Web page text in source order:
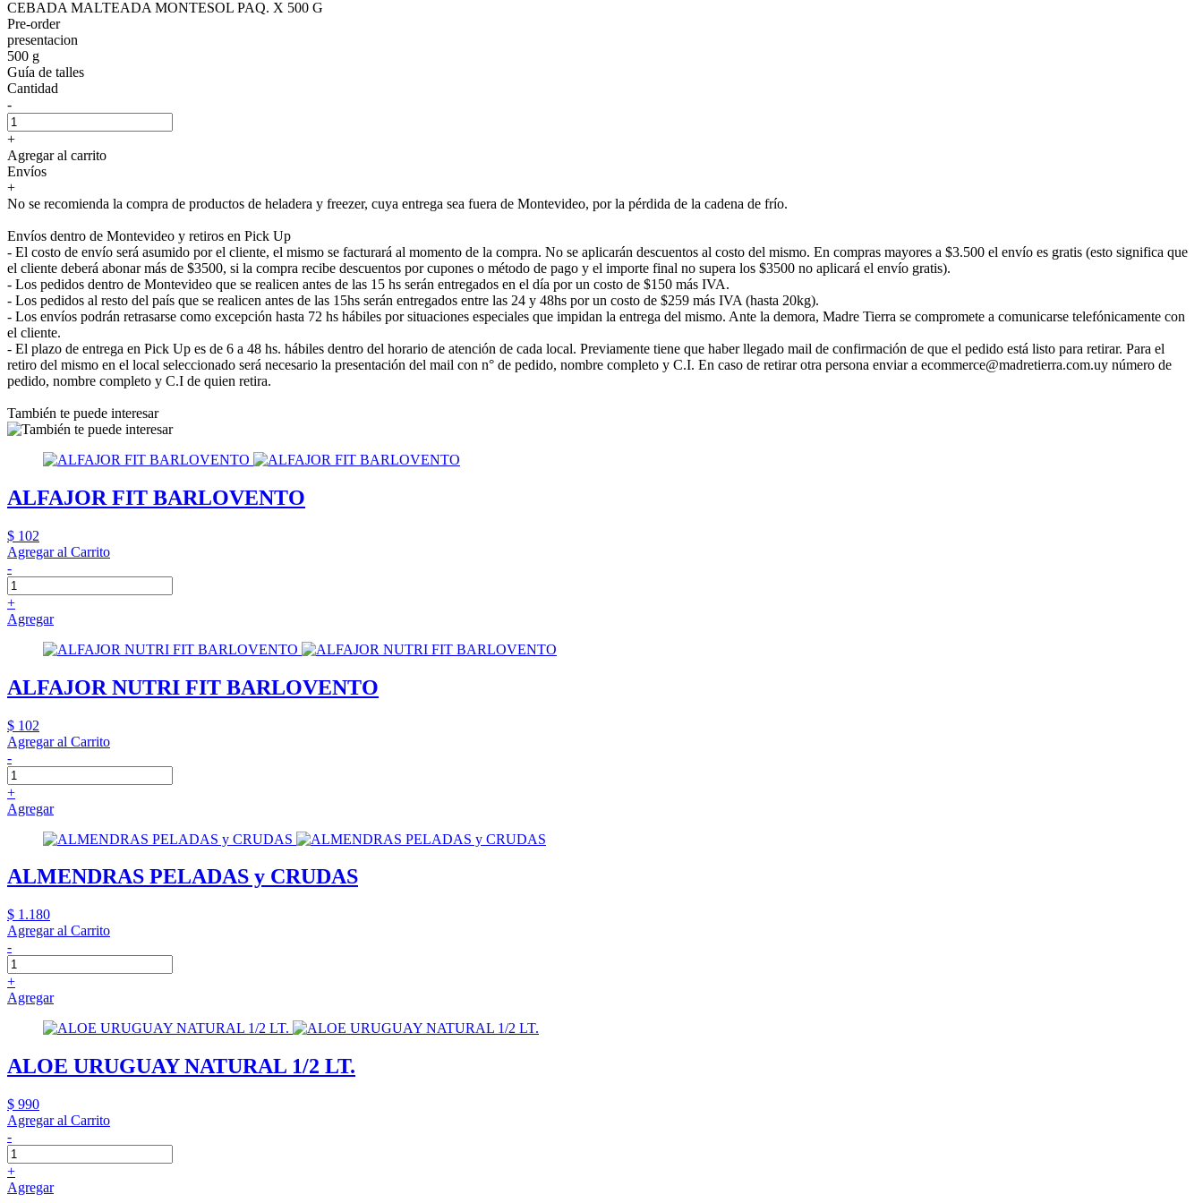
CEBADA MALTEADA MONTESOL PAQ. X 500 G
Pre-order
presentacion
500 g
Guía de talles
Cantidad
-
+
Agregar al carrito
Envíos
+
No se recomienda la compra de productos de heladera y freezer, cuya entrega sea fuera de Montevideo, por la pérdida de la cadena de frío.
Envíos dentro de Montevideo y retiros en Pick Up
- El costo de envío será asumido por el cliente, el mismo se facturará al momento de la compra. No se aplicarán descuentos al costo del mismo. En compras mayores a $3.500 el envío es gratis (esto significa que
el cliente deberá abonar más de $3500, si la compra recibe descuentos por cupones o método de pago y el importe final no supera los $3500 no aplicará el envío gratis).
- Los pedidos dentro de Montevideo que se realicen antes de las 15 hs serán entregados en el día por un costo de $150 más IVA.
- Los pedidos al resto del país que se realicen antes de las 15hs serán entregados entre las 24 y 48hs por un costo de $259 más IVA (hasta 20kg).
- Los envíos podrán retrasarse como excepción hasta 72 hs hábiles por situaciones especiales que impidan la entrega del mismo. Ante la demora, Madre Tierra se compromete a comunicarse telefónicamente con
el cliente.
- El plazo de entrega en Pick Up es de 6 a 48 hs. hábiles dentro del horario de atención de cada local. Previamente tiene que haber llegado mail de confirmación de que el pedido está listo para retirar. Para el
retiro del mismo en el local seleccionado será necesario la presentación del mail con n° de pedido, nombre completo y C.I. En caso de retirar otra persona enviar a ecommerce@madretierra.com.uy número de
pedido, nombre completo y C.I de quien retira.
También te puede interesar
ALFAJOR FIT BARLOVENTO
$ 102
Agregar al Carrito
-
+
Agregar
ALFAJOR NUTRI FIT BARLOVENTO
$ 102
Agregar al Carrito
-
+
Agregar
ALMENDRAS PELADAS y CRUDAS
$ 1.180
Agregar al Carrito
-
+
Agregar
ALOE URUGUAY NATURAL 1/2 LT.
$ 990
Agregar al Carrito
-
+
Agregar